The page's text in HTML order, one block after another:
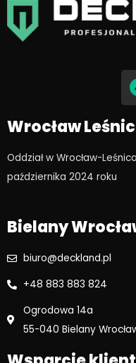
Wrocław
Oddział w Wrocław-
października 2024 roku​
Bielany
biuro@deckland.pl
+48 883 883 824
Ogrodowa 14a
55-040 Bielany